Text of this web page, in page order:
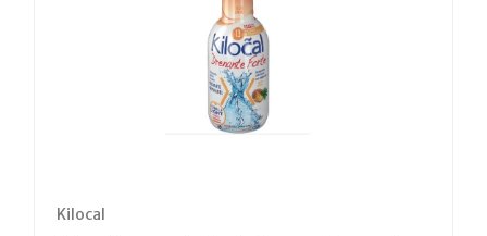
Kilocal